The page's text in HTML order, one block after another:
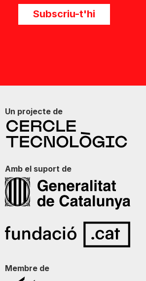
Subscriu-t'hi
Un projecte de
Amb el suport de
Membre de